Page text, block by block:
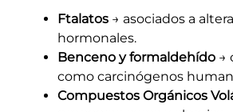
Ftalatos → asociados a
hormonales.
Benceno y formaldehído →
como carcinógenos
Compuestos Orgánicos